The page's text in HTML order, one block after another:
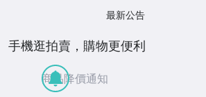
最新公告
手機逛拍賣，購物更便利
商品降價通知